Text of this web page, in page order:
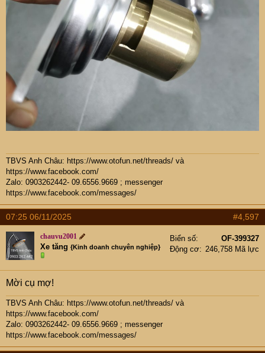
TBVS Anh Châu: https://www.otofun.net/threads/ và
https://www.facebook.com/
Zalo: 0903262442- 09.6556.9669 ; messenger
https://www.facebook.com/messages/
07:25 06/11/2025 #4,597
chauvu2001
Xe tăng {Kinh doanh chuyên nghiệp}
Biển số
OF-399327
Động cơ
246,758 Mã lực
Mời cụ mợ!
TBVS Anh Châu: https://www.otofun.net/threads/ và
https://www.facebook.com/
Zalo: 0903262442- 09.6556.9669 ; messenger
https://www.facebook.com/messages/